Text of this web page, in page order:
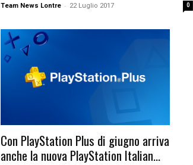
Team News Lontre - 22 Luglio 2017 0
Con PlayStation Plus di giugno arriva
anche la nuova PlayStation Italian...